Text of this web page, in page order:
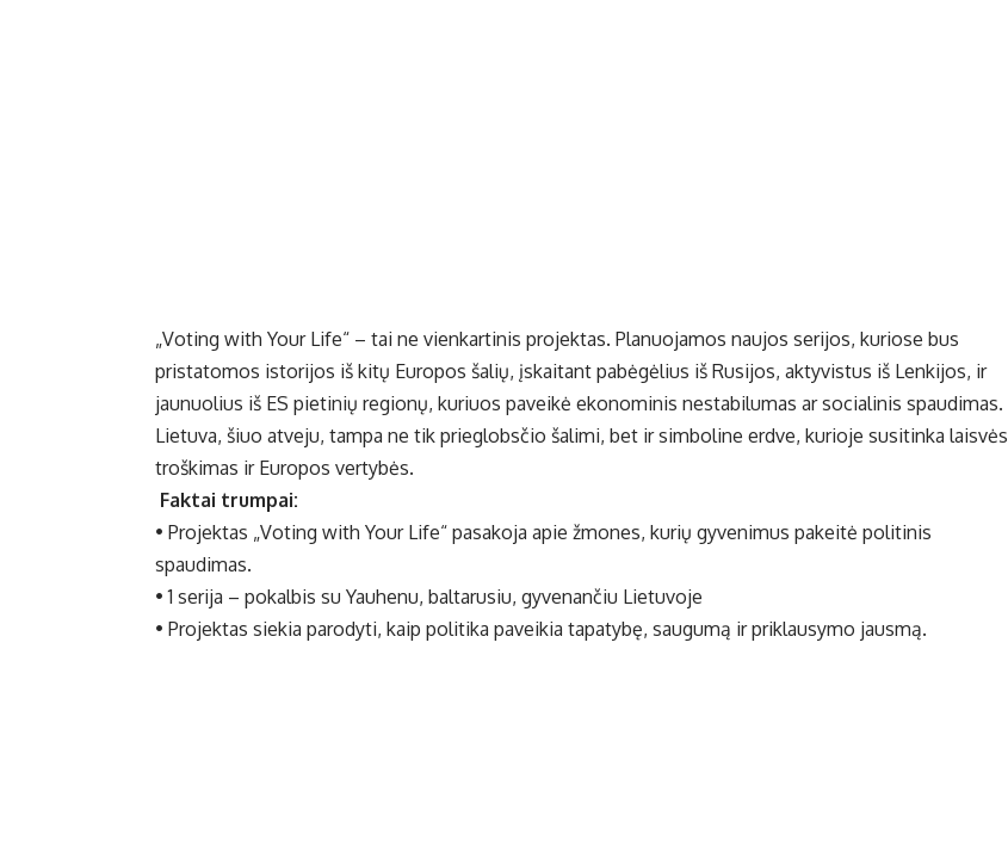
„Voting with Your Life“ – tai ne vienkartinis projektas. Planuojamos naujos serijos, kuriose bus
pristatomos istorijos iš kitų Europos šalių, įskaitant pabėgėlius iš Rusijos, aktyvistus iš Lenkijos, ir
jaunuolius iš ES pietinių regionų, kuriuos paveikė ekonominis nestabilumas ar socialinis spaudimas.
Lietuva, šiuo atveju, tampa ne tik prieglobsčio šalimi, bet ir simboline erdve, kurioje susitinka laisvės
troškimas ir Europos vertybės.
Faktai trumpai:
• Projektas „Voting with Your Life“ pasakoja apie žmones, kurių gyvenimus pakeitė politinis
spaudimas.
• 1 serija – pokalbis su Yauhenu, baltarusiu, gyvenančiu Lietuvoje
• Projektas siekia parodyti, kaip politika paveikia tapatybę, saugumą ir priklausymo jausmą.